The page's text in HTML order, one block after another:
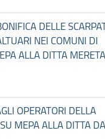
DELLE
NEI COMUNI DI
ALLA DITTA MERETA
OPERATORI DELLA
MEPA ALLA DITTA DA